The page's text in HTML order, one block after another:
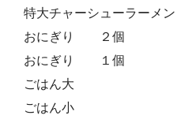
特大チャーシューラー
おにぎり ２個
おにぎり １個
ごはん大
ごはん小